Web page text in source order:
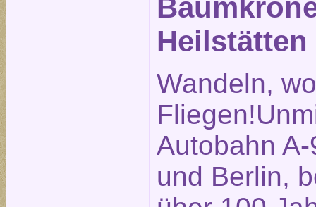
Heilstätten
Wandeln,
Autobahn
und Berlin,